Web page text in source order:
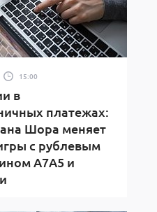
15:00
в
платежах:
Шора меняет
с рублевым
A7A5 и